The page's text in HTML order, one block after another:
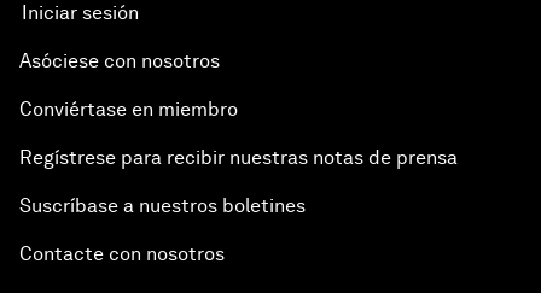
Iniciar sesión
Asóciese con nosotros
Conviértase en miembro
Regístrese para recibir nuestras notas de prensa
Suscríbase a nuestros boletines
Contacte con nosotros